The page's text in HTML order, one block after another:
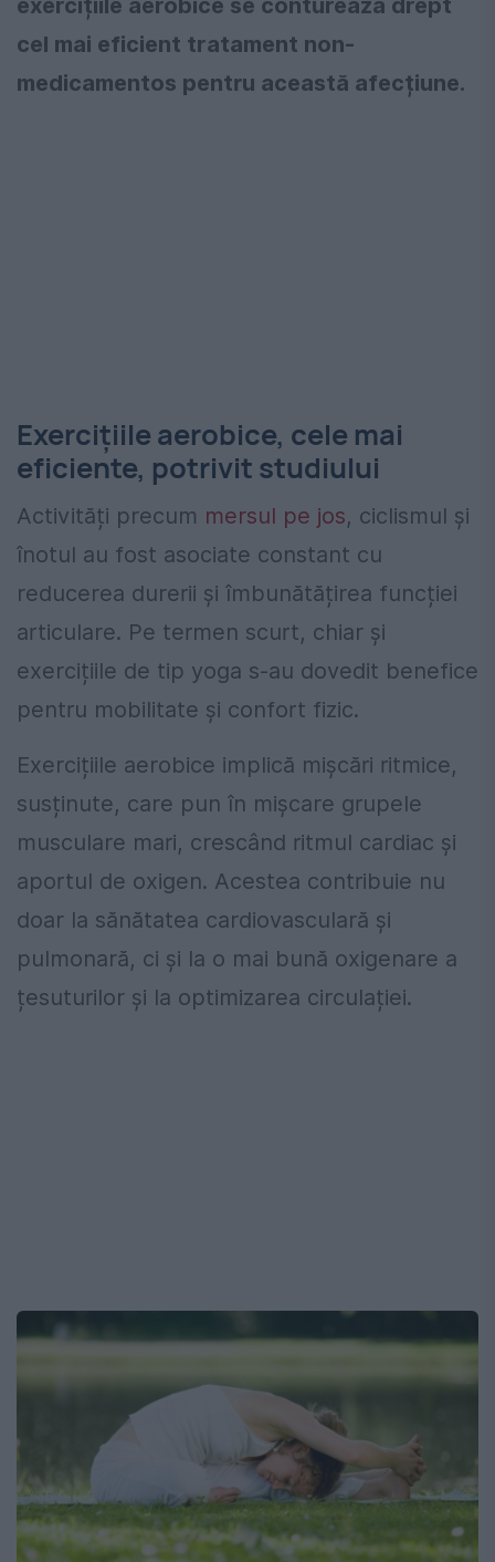
exercițiile aerobice se conturează drept
cel mai eficient tratament non-
medicamentos pentru această afecțiune.
Exercițiile aerobice, cele mai
eficiente, potrivit studiului
Activități precum mersul pe jos, ciclismul și
înotul au fost asociate constant cu
reducerea durerii și îmbunătățirea funcției
articulare. Pe termen scurt, chiar și
exercițiile de tip yoga s-au dovedit benefice
pentru mobilitate și confort fizic.
Exercițiile aerobice implică mișcări ritmice,
susținute, care pun în mișcare grupele
musculare mari, crescând ritmul cardiac și
aportul de oxigen. Acestea contribuie nu
doar la sănătatea cardiovasculară și
pulmonară, ci și la o mai bună oxigenare a
țesuturilor și la optimizarea circulației.